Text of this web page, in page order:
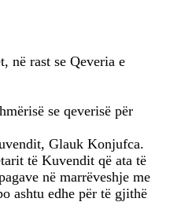
në rast se Qeveria e
se qeverisë për
Glauk Konjufca.
të Kuvendit që ata të
në marrëveshje me
ashtu edhe për të gjithë